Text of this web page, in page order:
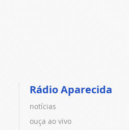
Rádio Aparecida
notícias
ouça ao vivo